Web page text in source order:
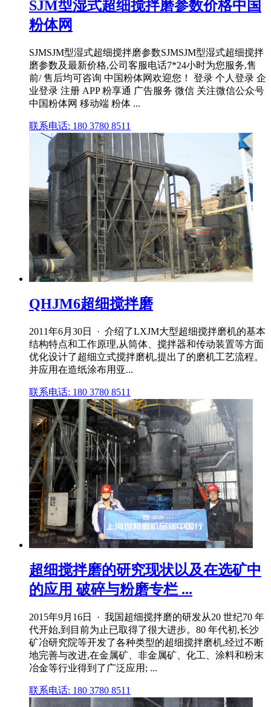
SJM型湿式超细搅拌磨参数价格中国
粉体网
SJMSJM型湿式超细搅拌磨参数SJMSJM型湿式超细搅拌
磨参数及最新价格,公司客服电话7*24小时为您服务,售
前/ 售后均可咨询 中国粉体网欢迎您！ 登录 个人登录 企
业登录 注册 APP 粉享通 广告服务 微信 关注微信公众号
中国粉体网 移动端 粉体 ...
联系电话: 180 3780 8511
QHJM6超细搅拌磨
2011年6月30日 · 介绍了LXJM大型超细搅拌磨机的基本
结构特点和工作原理,从筒体、搅拌器和传动装置等方面
优化设计了超细立式搅拌磨机,提出了的磨机工艺流程。
并应用在造纸涂布用亚...
联系电话: 180 3780 8511
超细搅拌磨的研究现状以及在选矿中
的应用 破碎与粉磨专栏 ...
2015年9月16日 · 我国超细搅拌磨的研发从20 世纪70 年
代开始,到目前为止已取得了很大进步。80 年代初,长沙
矿冶研究院等开发了各种类型的超细搅拌磨机,经过不断
地完善与改进,在金属矿、非金属矿、化工、涂料和粉末
冶金等行业得到了广泛应用; ...
联系电话: 180 3780 8511